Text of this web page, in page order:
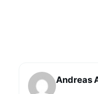
Andreas